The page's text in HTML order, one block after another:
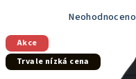
Průměrné
je
0,0
Neohodnoceno
Akce
Trvale nízká cena